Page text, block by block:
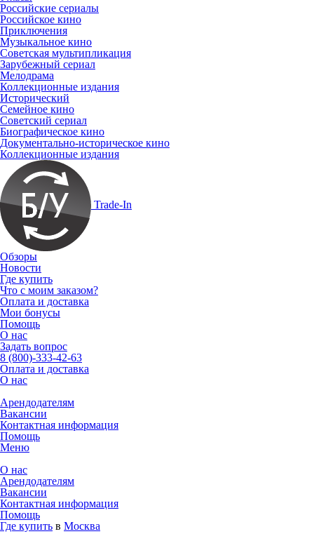
Российские сериалы
Российское кино
Приключения
Музыкальное кино
Советская мультипликация
Зарубежный сериал
Мелодрама
Коллекционные издания
Исторический
Семейное кино
Советский сериал
Биографическое кино
Документально-историческое кино
Коллекционные издания
Trade-In
Обзоры
Новости
Где купить
Что с моим заказом?
Оплата и доставка
Мои бонусы
Помощь
О нас
Задать вопрос
8 (800)-333-42-63
Оплата и доставка
О нас
Арендодателям
Вакансии
Контактная информация
Помощь
Меню
О нас
Арендодателям
Вакансии
Контактная информация
Помощь
Где купить в Москва